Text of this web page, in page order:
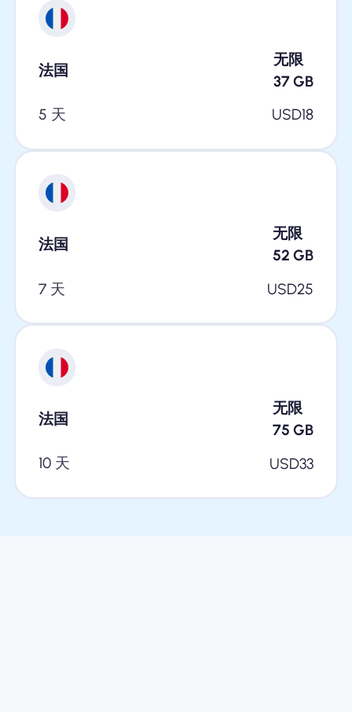
法国
无限
37 GB
5 天
USD18
法国
无限
52 GB
7 天
USD25
法国
无限
75 GB
10 天
USD33